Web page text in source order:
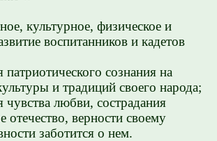
культурное, физическое и
воспитанников и кадетов
сознания на
и традиций своего народа;
любви, сострадания
отечество, верности своему
заботится о нем.